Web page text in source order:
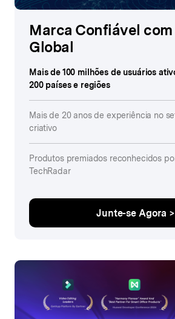
Marca Confiável
Global
Mais de 100 milhões de usuários
200 países e regiões
Mais de 20 anos de experiência no
criativo
Produtos premiados reconhecidos
TechRadar
Junte-se Agora >